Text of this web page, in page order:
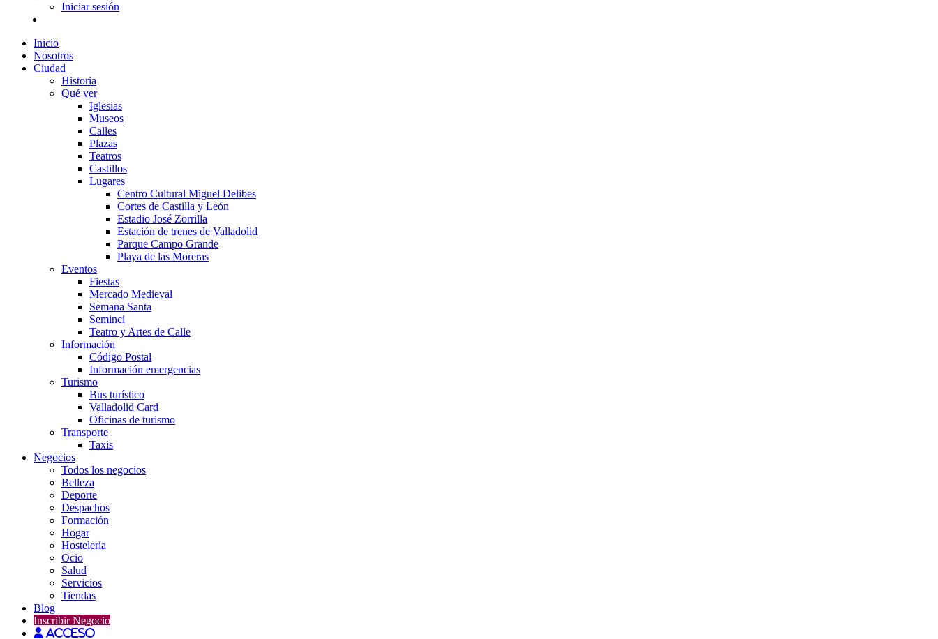
Iniciar sesión
Inicio
Nosotros
Ciudad
Historia
Qué ver
Iglesias
Museos
Calles
Plazas
Teatros
Castillos
Lugares
Centro Cultural Miguel Delibes
Cortes de Castilla y León
Estadio José Zorrilla
Estación de trenes de Valladolid
Parque Campo Grande
Playa de las Moreras
Eventos
Fiestas
Mercado Medieval
Semana Santa
Seminci
Teatro y Artes de Calle
Información
Código Postal
Información emergencias
Turismo
Bus turístico
Valladolid Card
Oficinas de turismo
Transporte
Taxis
Negocios
Todos los negocios
Belleza
Deporte
Despachos
Formación
Hogar
Hostelería
Ocio
Salud
Servicios
Tiendas
Blog
Inscribir Negocio
Acceso